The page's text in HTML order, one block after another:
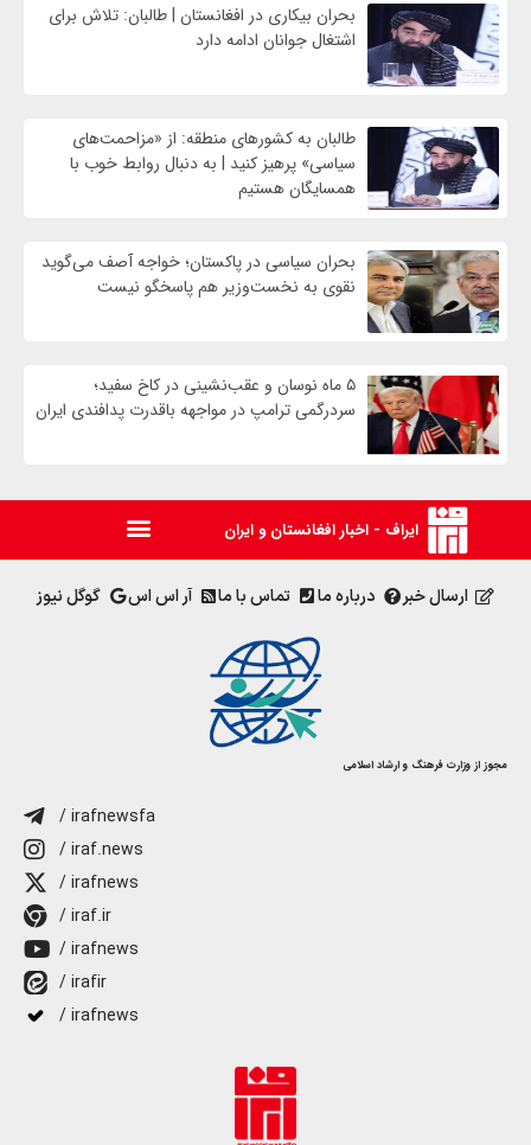
بحران بیکاری در افغانستان | طالبان: تلاش برای
اشتغال جوانان ادامه دارد
طالبان به کشورهای منطقه: از «مزاحمت‌های
سیاسی» پرهیز کنید | به دنبال روابط خوب با
همسایگان هستیم
بحران سیاسی در پاکستان؛ خواجه آصف می‌گوید
نقوی به نخست‌وزیر هم پاسخگو نیست
۵ ماه نوسان و عقب‌نشینی در کاخ سفید؛
سردرگمی ترامپ در مواجهه باقدرت پدافندی ایران
ایراف - اخبار افغانستان و ایران
ارسال خبر درباره ما تماس با ما آر اس اس گوگل نیوز
مجوز از وزارت فرهنگ و ارشاد اسلامی
/ irafnewsfa
/ iraf.news
/ irafnews
/ iraf.ir
/ irafnews
/ irafir
/ irafnews